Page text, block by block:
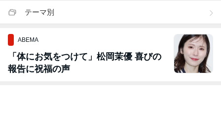
テーマ別
ABEMA
「体にお気をつけて」松岡茉優 喜びの
報告に祝福の声